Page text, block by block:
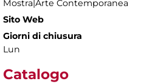
Mostra|Arte Contemporanea
Sito Web
Giorni di chiusura
Lun
Catalogo